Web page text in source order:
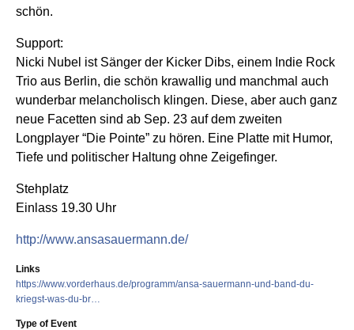
schön.
Support:
Nicki Nubel ist Sänger der Kicker Dibs, einem Indie Rock
Trio aus Berlin, die schön krawallig und manchmal auch
wunderbar melancholisch klingen. Diese, aber auch ganz
neue Facetten sind ab Sep. 23 auf dem zweiten
Longplayer “Die Pointe” zu hören. Eine Platte mit Humor,
Tiefe und politischer Haltung ohne Zeigefinger.
Stehplatz
Einlass 19.30 Uhr
http://www.ansasauermann.de/
Links
https://www.vorderhaus.de/programm/ansa-sauermann-und-band-du-
kriegst-was-du-br…
Type of Event